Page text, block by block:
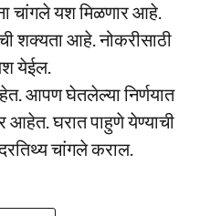
चांगले यश मिळणार आहे.
शक्यता आहे. नोकरीसाठी
येईल.
आपण घेतलेल्या निर्णयात
घरात पाहुणे येण्याची
चांगले कराल.